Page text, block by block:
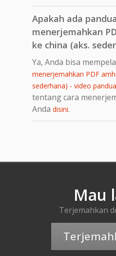
Apakah ada
menerjemahkan
ke china (aks.
Ya, Anda bisa
menerjemahkan PDF
sederhana) - video
tentang cara
Anda disini.
Mau
Terjemahkan